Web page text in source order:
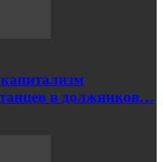
в должников…